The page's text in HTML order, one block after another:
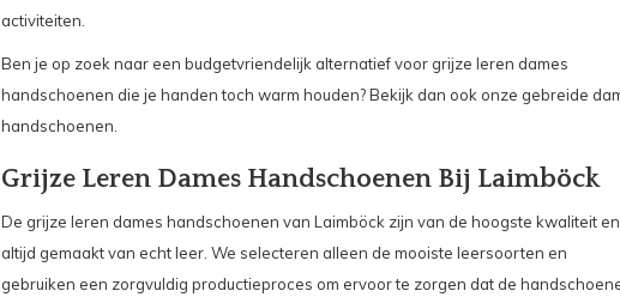
activiteiten.
Ben je op zoek naar een budgetvriendelijk alternatief voor grijze leren dames
handschoenen die je handen toch warm houden? Bekijk dan ook onze gebreide
handschoenen.
Grijze Leren Dames Handschoenen Bij Laimböck
De grijze leren dames handschoenen van Laimböck zijn van de hoogste kwaliteit en
altijd gemaakt van echt leer. We selecteren alleen de mooiste leersoorten en
gebruiken een zorgvuldig productieproces om ervoor te zorgen dat de